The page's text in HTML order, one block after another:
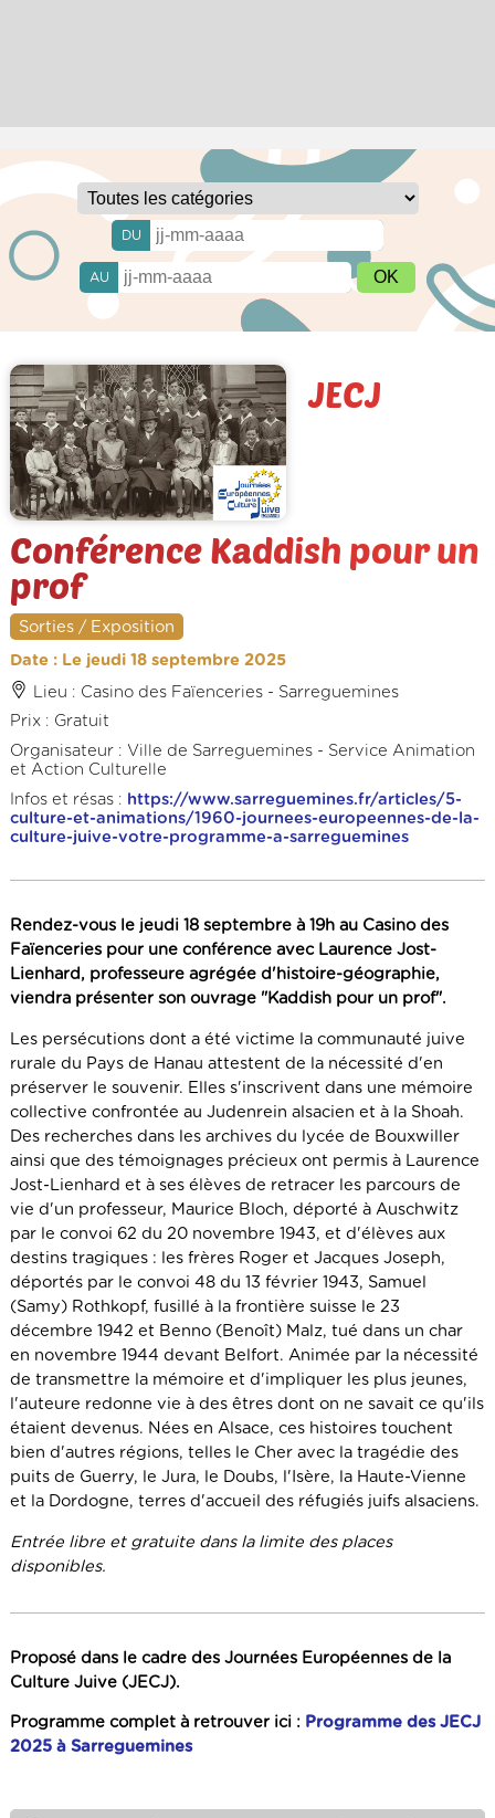
DU
AU
JECJ
Conférence Kaddish pour un
prof
Sorties / Exposition
Date : Le jeudi 18 septembre 2025
Lieu : Casino des Faïenceries - Sarreguemines
Prix : Gratuit
Organisateur : Ville de Sarreguemines - Service Animation
et Action Culturelle
Infos et résas : https://www.sarreguemines.fr/articles/5-
culture-et-animations/1960-journees-europeennes-de-la-
culture-juive-votre-programme-a-sarreguemines
Rendez-vous le jeudi 18 septembre à 19h au Casino des
Faïenceries pour une conférence avec Laurence Jost-
Lienhard, professeure agrégée d'histoire-géographie,
viendra présenter son ouvrage "Kaddish pour un prof".
Les persécutions dont a été victime la communauté juive
rurale du Pays de Hanau attestent de la nécessité d'en
préserver le souvenir. Elles s'inscrivent dans une mémoire
collective confrontée au Judenrein alsacien et à la Shoah.
Des recherches dans les archives du lycée de Bouxwiller
ainsi que des témoignages précieux ont permis à Laurence
Jost-Lienhard et à ses élèves de retracer les parcours de
vie d'un professeur, Maurice Bloch, déporté à Auschwitz
par le convoi 62 du 20 novembre 1943, et d'élèves aux
destins tragiques : les frères Roger et Jacques Joseph,
déportés par le convoi 48 du 13 février 1943, Samuel
(Samy) Rothkopf, fusillé à la frontière suisse le 23
décembre 1942 et Benno (Benoît) Malz, tué dans un char
en novembre 1944 devant Belfort. Animée par la nécessité
de transmettre la mémoire et d'impliquer les plus jeunes,
l'auteure redonne vie à des êtres dont on ne savait ce qu'ils
étaient devenus. Nées en Alsace, ces histoires touchent
bien d'autres régions, telles le Cher avec la tragédie des
puits de Guerry, le Jura, le Doubs, l'Isère, la Haute-Vienne
et la Dordogne, terres d'accueil des réfugiés juifs alsaciens.
Entrée libre et gratuite dans la limite des places
disponibles.
Proposé dans le cadre des Journées Européennes de la
Culture Juive (JECJ).
Programme complet à retrouver ici : Programme des JECJ
2025 à Sarreguemines